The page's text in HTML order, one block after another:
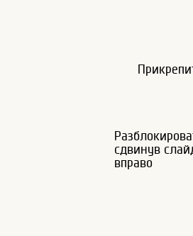
сдвинув
вправо